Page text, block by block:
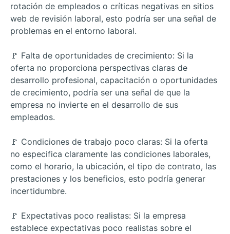
rotación de empleados o críticas negativas en sitios
web de revisión laboral, esto podría ser una señal de
problemas en el entorno laboral.
🚩 Falta de oportunidades de crecimiento: Si la
oferta no proporciona perspectivas claras de
desarrollo profesional, capacitación o oportunidades
de crecimiento, podría ser una señal de que la
empresa no invierte en el desarrollo de sus
empleados.
🚩 Condiciones de trabajo poco claras: Si la oferta
no especifica claramente las condiciones laborales,
como el horario, la ubicación, el tipo de contrato, las
prestaciones y los beneficios, esto podría generar
incertidumbre.
🚩 Expectativas poco realistas: Si la empresa
establece expectativas poco realistas sobre el